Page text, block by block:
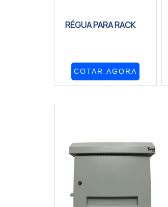
RÉGUA PARA RACK
COTAR AGORA